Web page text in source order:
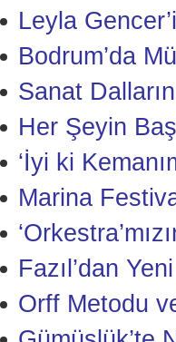
Leyla
Bodrum’da
Sanat
Her Şeyin
‘İyi ki
Marina
Fazıl’dan
Orff Metodu